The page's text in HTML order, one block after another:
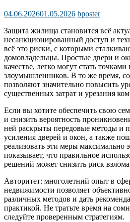
04.06.202601.05.2026 bposter
Защита жилища становится всё
несанкционированный доступ и
всё это риски, с которыми
домовладельцы. Простые двери и
качестве, легко могут стать точками
злоумышленников. В то же время,
позволяют значительно повысить
существенных затрат и урезания
Если вы хотите обеспечить свою
и снизить вероятность
ней раскрыты передовые методы и
усиления дверей и окон, а также
реализовать эти меры
показывает, что правильное
решений может снизить риск
Авторитет: многолетний опыт в
недвижимости позволяет
различных методов и дать
практикой. Не тратьте время на
следуйте проверенным стратегиям.